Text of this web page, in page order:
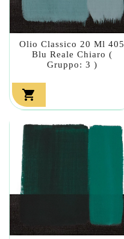
Olio Classico 20 Ml 405
Blu Reale Chiaro (
Gruppo: 3 )
